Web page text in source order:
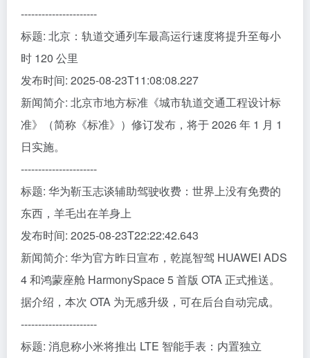
----------------------
标题: 北京：轨道交通列车最高运行速度将提升至每小
时 120 公里
发布时间: 2025-08-23T11:08:08.227
新闻简介: 北京市地方标准《城市轨道交通工程设计标
准》（简称《标准》）修订发布，将于 2026 年 1 月 1
日实施。
----------------------
标题: 华为靳玉志谈辅助驾驶收费：世界上没有免费的
东西，羊毛出在羊身上
发布时间: 2025-08-23T22:22:42.643
新闻简介: 华为官方昨日宣布，乾崑智驾 HUAWEI ADS
4 和鸿蒙座舱 HarmonySpace 5 首版 OTA 正式推送。
据介绍，本次 OTA 为无感升级，可在后台自动完成。
----------------------
标题: 消息称小米将推出 LTE 智能手表：内置独立